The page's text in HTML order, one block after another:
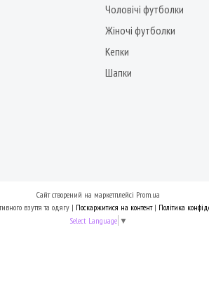
Чоловічі футболки
Жіночі футболки
Кепки
Шапки
Сайт створений на маркетплейсі Prom.ua
Магазин спортивного взуття та одягу | Поскаржитися на контент | Політика
Select Language ▼